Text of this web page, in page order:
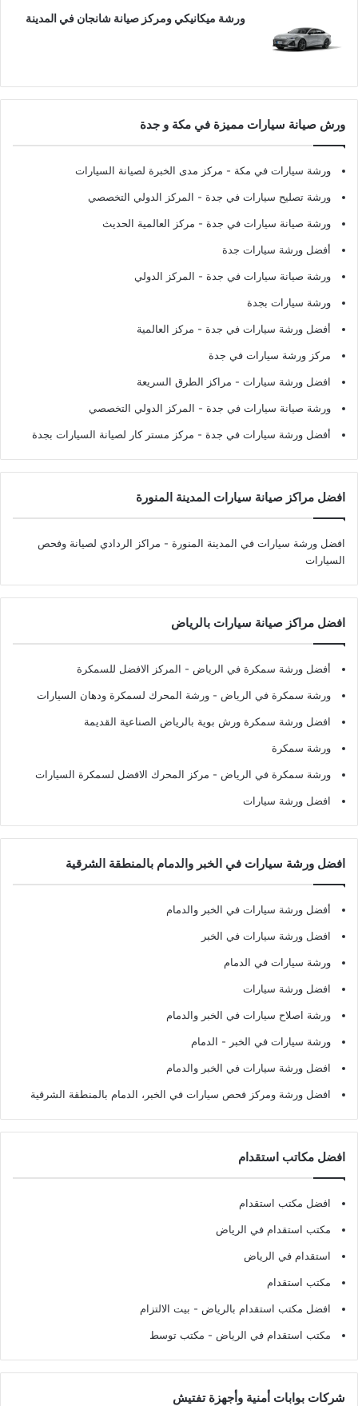
ورشة ميكانيكي ومركز صيانة شانجان في المدينة
ورش صيانة سيارات مميزة في مكة و جدة
ورشة سيارات في مكة - مركز مدى الخبرة لصيانة السيارات
ورشة تصليح سيارات في جدة - المركز الدولي التخصصي
ورشة صيانة سيارات في جدة - مركز العالمية الحديث
أفضل ورشة سيارات جدة
ورشة صيانة سيارات في جدة - المركز الدولي
ورشة سيارات بجدة
أفضل ورشة سيارات في جدة - مركز العالمية
مركز ورشة سيارات في جدة
افضل ورشة سيارات - مراكز الطرق السريعة
ورشة صيانة سيارات في جدة - المركز الدولي التخصصي
أفضل ورشة سيارات في جدة - مركز مستر كار لصيانة السيارات بجدة
افضل مراكز صيانة سيارات المدينة المنورة
افضل ورشة سيارات في المدينة المنورة - مراكز الردادي لصيانة وفحص
السيارات
افضل مراكز صيانة سيارات بالرياض
أفضل ورشة سمكرة في الرياض - المركز الافضل للسمكرة
ورشة سمكرة في الرياض - ورشة المحرك لسمكرة ودهان السيارات
افضل ورشة سمكرة ورش بوية بالرياض الصناعية القديمة
ورشة سمكرة
ورشة سمكرة في الرياض - مركز المحرك الافضل لسمكرة السيارات
افضل ورشة سيارات
افضل ورشة سيارات في الخبر والدمام بالمنطقة الشرقية
أفضل ورشة سيارات في الخبر والدمام
افضل ورشة سيارات في الخبر
ورشة سيارات في الدمام
افضل ورشة سيارات
ورشة اصلاح سيارات في الخبر والدمام
ورشة سيارات في الخبر - الدمام
افضل ورشة سيارات في الخبر والدمام
افضل ورشة ومركز فحص سيارات في الخبر، الدمام بالمنطقة الشرقية
افضل مكاتب استقدام
افضل مكتب استقدام
مكتب استقدام في الرياض
استقدام في الرياض
مكتب استقدام
افضل مكتب استقدام بالرياض - بيت الالتزام
مكتب استقدام في الرياض - مكتب توسط
شركات بوابات أمنية وأجهزة تفتيش